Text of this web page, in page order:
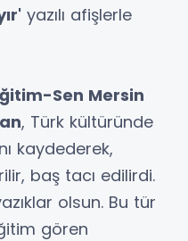
yazılı afişlerle
Sen Mersin
, Türk kültüründe
kaydederek,
baş tacı edilirdi.
olsun. Bu tür
gören